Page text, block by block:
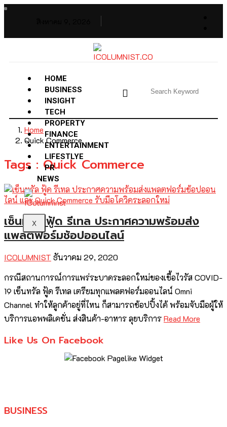
HOME
BUSINESS
INSIGHT
TECH
PROPERTY
FINANCE
ENTERTAINMENT
LIFESTLYE
PR
NEWS
X
Home
Quick Commerce
Tags : Quick Commerce
เซ็นทรัล ฟู้ด รีเทล ประกาศความพร้อมส่ง
แพลตฟอร์มช้อปออนไลน์
ICOLUMNIST ธันวาคม 29, 2020
กรณีสถานการณ์การแพร่ระบาดระลอกใหม่ของเชื้อไวรัส COVID-
19 เซ็นทรัล ฟู้ด รีเทล เตรียมทุกแพลตฟอร์มออนไลน์ Omni
Channel ทำให้ลูกค้าอยู่ที่ไหน ก็สามารถช้อปปิ้งได้ พร้อมจับมือผู้ให้
บริการแอพพลิเคชั่น ส่งสินค้า-อาหาร ลุยบริการRead More
Like Us On Facebook
BUSINESS